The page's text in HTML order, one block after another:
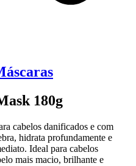
180g
cabelos danificados e com
hidrata profundamente e
Ideal para cabelos
mais macio, brilhante e